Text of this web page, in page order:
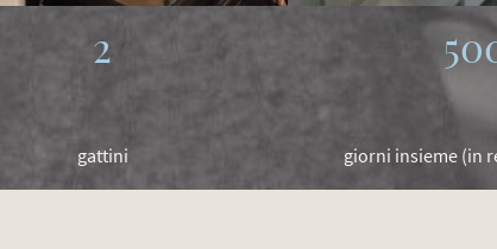
2
gattini giorni insieme (in